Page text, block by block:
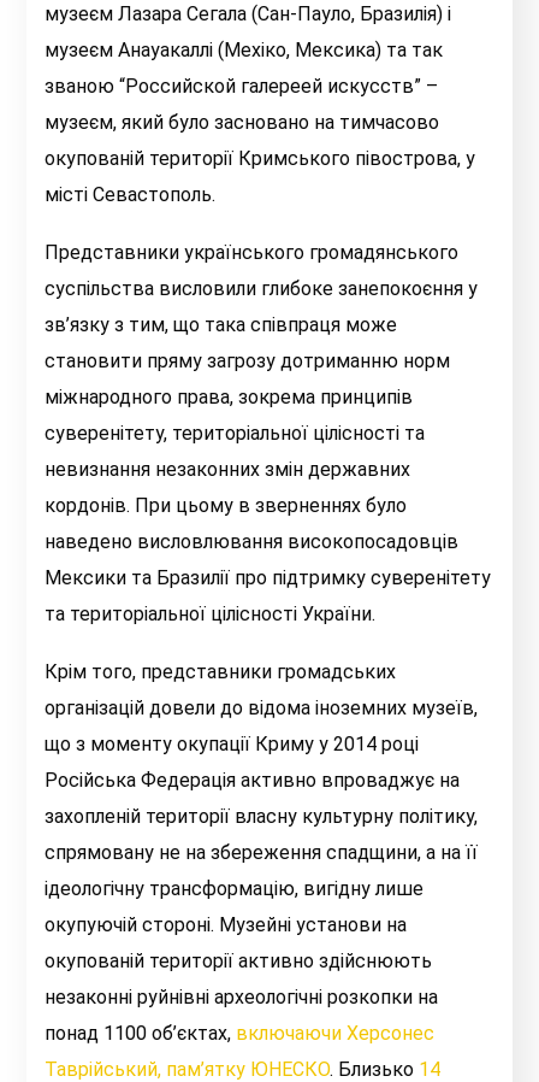
музеєм Лазара Сегала (Сан-Пауло, Бразилія) і
музеєм Анауакаллі (Мехіко, Мексика) та так
званою “Российской галереей искусств” –
музеєм, який було засновано на тимчасово
окупованій території Кримського півострова, у
місті Севастополь.
Представники українського громадянського
суспільства висловили глибоке занепокоєння у
зв’язку з тим, що така співпраця може
становити пряму загрозу дотриманню норм
міжнародного права, зокрема принципів
суверенітету, територіальної цілісності та
невизнання незаконних змін державних
кордонів. При цьому в зверненнях було
наведено висловлювання високопосадовців
Мексики та Бразилії про підтримку суверенітету
та територіальної цілісності України.
Крім того, представники громадських
організацій довели до відома іноземних музеїв,
що з моменту окупації Криму у 2014 році
Російська Федерація активно впроваджує на
захопленій території власну культурну політику,
спрямовану не на збереження спадщини, а на її
ідеологічну трансформацію, вигідну лише
окупуючій стороні. Музейні установи на
окупованій території активно здійснюють
незаконні руйнівні археологічні розкопки на
понад 1100 об’єктах, включаючи Херсонес
Таврійський, пам’ятку ЮНЕСКО. Близько 14